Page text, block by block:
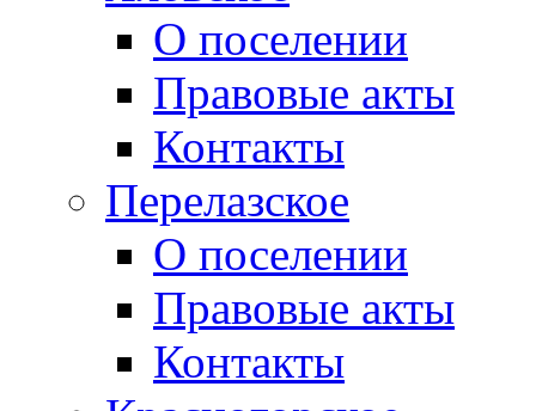
О поселении
Правовые акты
Контакты
Перелазское
О поселении
Правовые акты
Контакты